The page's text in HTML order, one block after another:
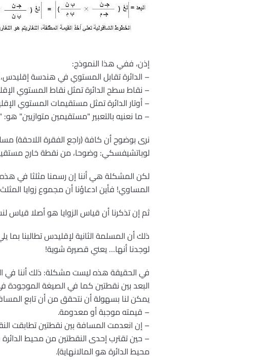
إذن، ففي هذا النموذج:
– الدائرة تقابل المستوي في هندسة إقليدس،
– نقاط سطح الدائرة تمثل نقاط المستوي
– أوتار الدائرة تمثل مستقيمات المستوي
– ما نعنيه بالتعبير "مستقيمين متوازيين" هو:
نرى بوضوح أن كافة (راجع الفقرة اللاحقة)
لوباتشيفسكي: وضوحا، من نقطة خارج
لكن المشكلة هي أننا إن رسمنا مثلثا في هذه
المساوي! فأين ادعاؤنا أن مجموع زوايا
ثم إن تذكرنا أن قياس الزوايا هو أصلا
ذلك أن المسلمة الثانية لإقليدس تطالبنا بما
لوجدنا أنها… يعني قصيرة شوية!
في الحقيقة هذه ليست مشكلة: ذلك أننا في
البعد بين نقطتين كما في الصيغة الموجودة
يمكن لنا بسهولة أن نتحقق من أن تابع
– قيمته موجبة أو معدومة.
– إن انعدمت المسافة بين نقطتين تطابقت
– حين تقترب إحدى النقطتين من محيط
محيط الدائرة هو المالانهاية).